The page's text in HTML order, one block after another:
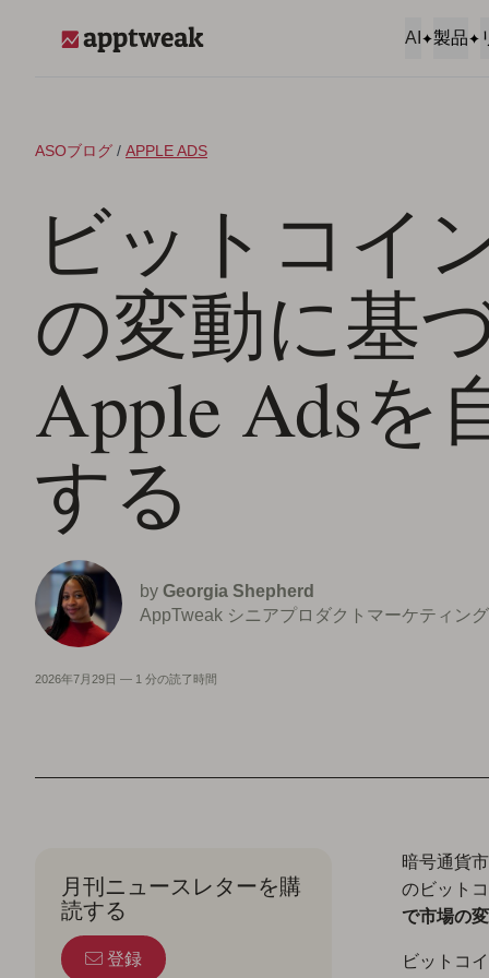
AI 製品
ASOブログ / APPLE ADS
ビットコイ
の変動に基
Apple Adsを
する
by Georgia Shepherd
AppTweak シニアプロダクトマーケティン
2026年7月29日 — 1 分の読了時間
月刊ニュースレターを購
読する
登録
暗号通貨
のビット
で市場の
ビットコ